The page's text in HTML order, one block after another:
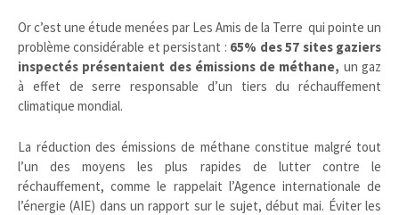
Or c’est une étude menées par Les Amis de la Terre qui pointe un
problème considérable et persistant : 65% des 57 sites gaziers
inspectés présentaient des émissions de méthane, un gaz
à effet de serre responsable d’un tiers du réchauffement
climatique mondial.
La réduction des émissions de méthane constitue malgré tout
l’un des moyens les plus rapides de lutter contre le
réchauffement, comme le rappelait l’Agence internationale de
l’énergie (AIE) dans un rapport sur le sujet, début mai. Éviter les